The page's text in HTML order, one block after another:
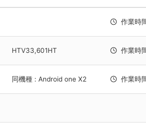
作業時
HTV33,601HT 作業時
同機種 : Android one X2 作業時